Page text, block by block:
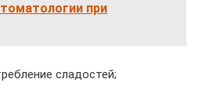
при
сладостей;